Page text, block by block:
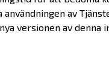
av
versionen av denna